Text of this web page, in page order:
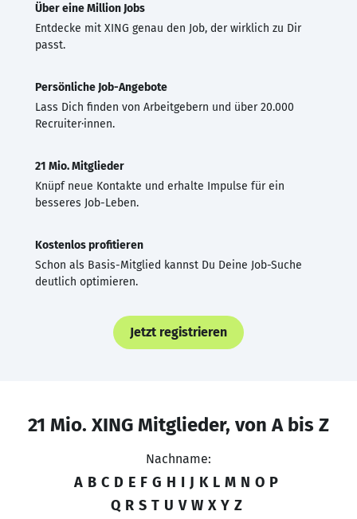
Über eine Million Jobs
Entdecke mit XING genau den Job, der wirklich zu Dir
passt.
Persönliche Job-Angebote
Lass Dich finden von Arbeitgebern und über 20.000
Recruiter·innen.
21 Mio. Mitglieder
Knüpf neue Kontakte und erhalte Impulse für ein
besseres Job-Leben.
Kostenlos profitieren
Schon als Basis-Mitglied kannst Du Deine Job-Suche
deutlich optimieren.
Jetzt registrieren
21 Mio. XING Mitglieder, von A bis Z
Nachname:
A B C D E F G H I J K L M N O P
Q R S T U V W X Y Z